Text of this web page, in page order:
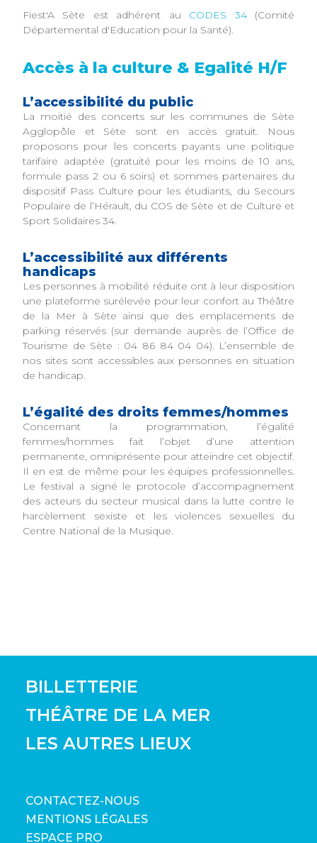
Fiest'A Sète est adhérent au CODES 34(Comité
Départemental d'Education pour la Santé).
Accès à la culture & Egalité H/F
L’accessibilité du public
La moitié des concerts sur les communes de Sète
Agglopôle et Sète sont en accès gratuit. Nous
proposons pour les concerts payants une politique
tarifaire adaptée (gratuité pour les moins de 10 ans,
formule pass 2 ou 6 soirs) et sommes partenaires du
dispositif Pass Culture pour les étudiants, du Secours
Populaire de l’Hérault, du COS de Sète et de Culture et
Sport Solidaires 34.
L’accessibilité aux différents
handicaps
Les personnes à mobilité réduite ont à leur disposition
une plateforme surélevée pour leur confort au Théâtre
de la Mer à Sète ainsi que des emplacements de
parking réservés (sur demande auprès de l’Office de
Tourisme de Sète : 04 86 84 04 04). L’ensemble de
nos sites sont accessibles aux personnes en situation
de handicap.
L’égalité des droits femmes/hommes
Concernant la programmation, l’égalité
femmes/hommes fait l’objet d’une attention
permanente, omniprésente pour atteindre cet objectif.
Il en est de même pour les équipes professionnelles.
Le festival a signé le protocole d’accompagnement
des acteurs du secteur musical dans la lutte contre le
harcèlement sexiste et les violences sexuelles du
Centre National de la Musique.
BILLETTERIE
THÉÂTRE DE LA MER
LES AUTRES LIEUX
CONTACTEZ-NOUS
MENTIONS LÉGALES
ESPACE PRO